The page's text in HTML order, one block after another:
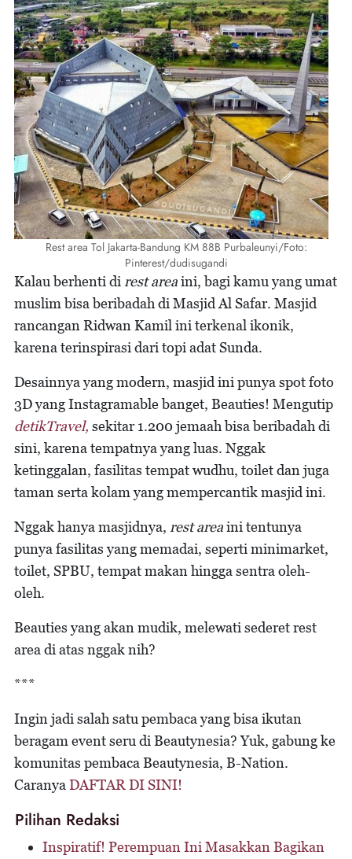
Rest area Tol Jakarta-Bandung KM 88B Purbaleunyi/Foto:
Pinterest/dudisugandi
Kalau berhenti di rest areaini, bagi kamu yang umat
muslim bisa beribadah di Masjid Al Safar. Masjid
rancangan Ridwan Kamil ini terkenal ikonik,
karena terinspirasi dari topi adat Sunda.
Desainnya yang modern, masjid ini punya spot foto
3D yang Instagramable banget, Beauties! Mengutip
detikTravel, sekitar 1.200 jemaah bisa beribadah di
sini, karena tempatnya yang luas. Nggak
ketinggalan, fasilitas tempat wudhu, toilet dan juga
taman serta kolam yang mempercantik masjid ini.
Nggak hanya masjidnya, rest areaini tentunya
punya fasilitas yang memadai, seperti minimarket,
toilet, SPBU, tempat makan hingga sentra oleh-
oleh.
Beauties yang akan mudik, melewati sederet rest
area di atas nggak nih?
***
Ingin jadi salah satu pembaca yang bisa ikutan
beragam event seru di Beautynesia? Yuk, gabung ke
komunitas pembaca Beautynesia, B-Nation.
Caranya DAFTAR DI SINI!
Pilihan Redaksi
Inspiratif! Perempuan Ini Masakkan Bagikan